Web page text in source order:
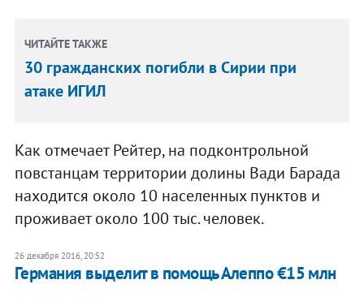
ЧИТАЙТЕ ТАКЖЕ
30 гражданских погибли в Сирии при
атаке ИГИЛ
Как отмечает Рейтер, на подконтрольной
повстанцам территории долины Вади Барада
находится около 10 населенных пунктов и
проживает около 100 тыс. человек.
26 декабря 2016, 20:52
Германия выделит в помощь Алеппо €15 млн